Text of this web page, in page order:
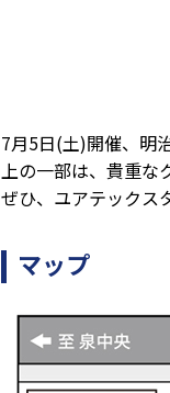
7月5日(土)開催、明
上の一部は、貴重な
ぜひ、ユアテックス
マップ